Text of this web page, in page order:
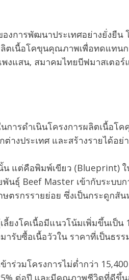
งการพัฒนาประเทศอย่างยั่งยืน
ลิตเนื้อโคขุนคุณภาพเพื่อทดแทนก
งแสน, สมาคมไทยบีฟมาสเตอร์
การดำเนินโครงการผลิตเนื้อโ
างประเทศ และสร้างรายได้อย่
น แต่คือพิมพ์เขียว (Blueprint)
ธุ์ Beef Master เข้ากับระบบก
ตรกรรายย่อย ซึ่งเป็นกระดูกสัน
ยงโคเนื้อมีแนวโน้มเพิ่มขึ้นเป็น
รับซื้อเนื้อวัวใน ราคาที่เป็นธรร
าร่วมโครงการไม่ต่ำกว่า
ต่อปี และมีคุณภาพชีวิตที่ดีขึ้น